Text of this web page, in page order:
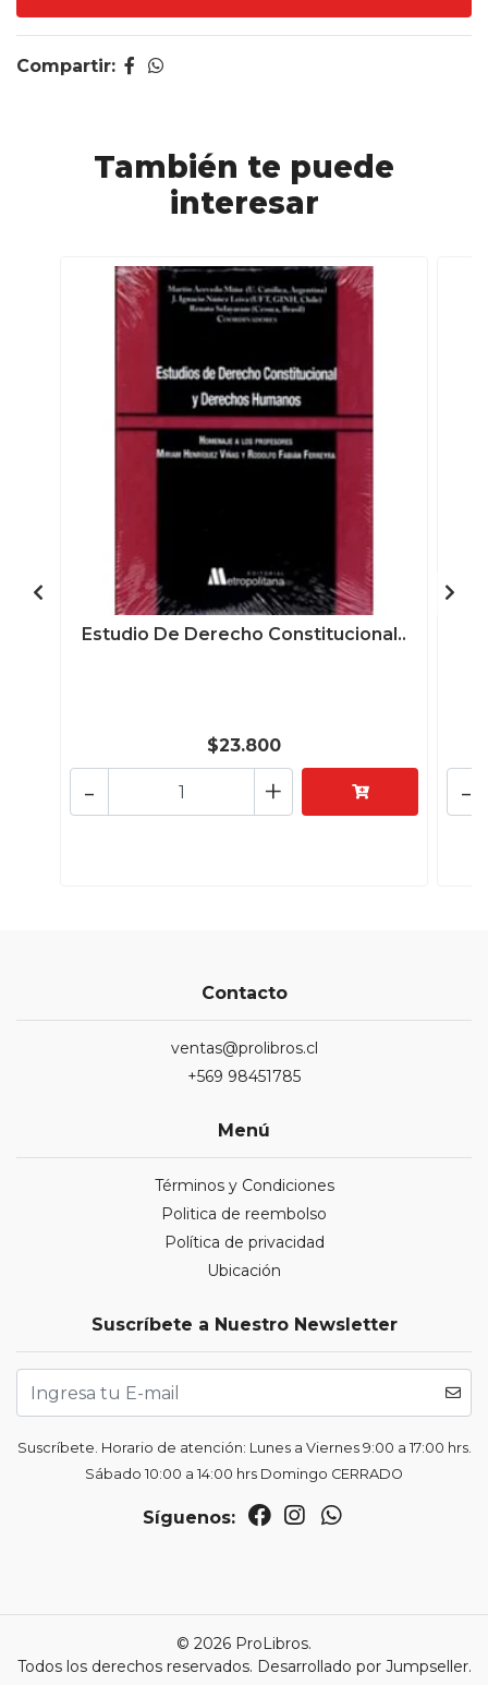
Compartir:
También te puede
interesar
Estudio De Derecho Constitucional..
$23.800
+
- -
Contacto
ventas@prolibros.cl
+569 98451785
Menú
Términos y Condiciones
Politica de reembolso
Política de privacidad
Ubicación
Suscríbete a Nuestro Newsletter
Suscríbete. Horario de atención: Lunes a Viernes 9:00 a 17:00 hrs.
Sábado 10:00 a 14:00 hrs Domingo CERRADO
Síguenos:
© 2026 ProLibros.
Todos los derechos reservados. Desarrollado por Jumpseller.